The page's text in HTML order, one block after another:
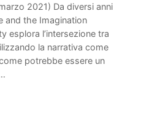
2021) Da diversi anni
and the Imagination
esplora l’intersezione tra
la narrativa come
potrebbe essere un